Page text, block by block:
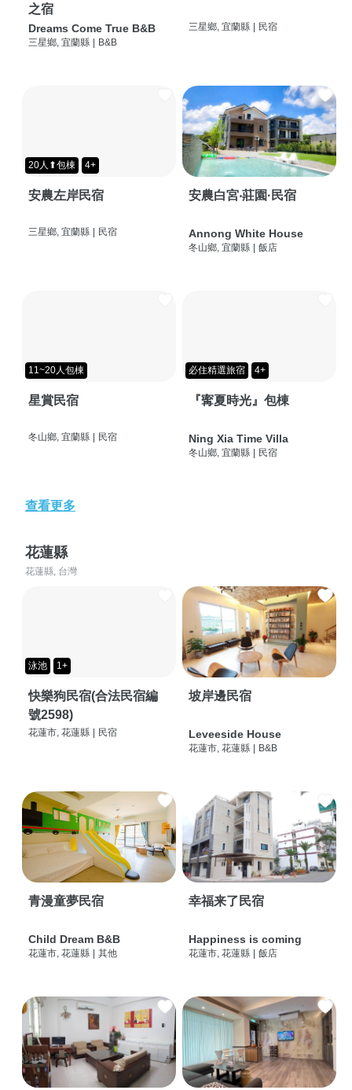
之宿
Dreams Come True B&B
三星鄉, 宜蘭縣 | B&B
三星鄉, 宜蘭縣 | 民宿
20人⬆包棟 4+
安農左岸民宿
三星鄉, 宜蘭縣 | 民宿
安農白宮‧莊園·民宿
Annong White House
冬山鄉, 宜蘭縣 | 飯店
11~20人包棟
星賞民宿
冬山鄉, 宜蘭縣 民宿
必住精選旅宿 4+
『寗夏時光』包棟
Ning Xia Time Villa
冬山鄉, 宜蘭縣 民宿
查看更多
花蓮縣
花蓮縣, 台灣
泳池 1+
快樂狗民宿(合法民宿編
號2598)
花蓮市, 花蓮縣 民宿
坡岸邊民宿
Leveeside House
花蓮市, 花蓮縣 B&B
青漫童夢民宿
Child Dream B&B
花蓮市, 花蓮縣 其他
幸福来了民宿
Happiness is coming
花蓮市, 花蓮縣 飯店